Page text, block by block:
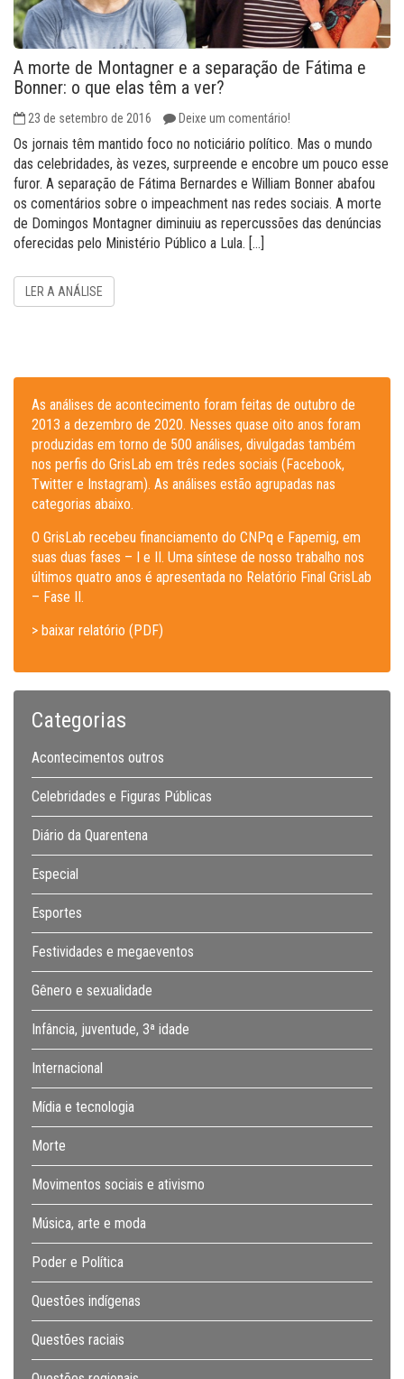
A morte de Montagner e a separação de Fátima e
Bonner: o que elas têm a ver?
23 de setembro de 2016 Deixe um comentário!
Os jornais têm mantido foco no noticiário político. Mas o mundo
das celebridades, às vezes, surpreende e encobre um pouco esse
furor. A separação de Fátima Bernardes e William Bonner abafou
os comentários sobre o impeachment nas redes sociais. A morte
de Domingos Montagner diminuiu as repercussões das denúncias
oferecidas pelo Ministério Público a Lula. […]
LER A ANÁLISE
As análises de acontecimento foram feitas de outubro de
2013 a dezembro de 2020. Nesses quase oito anos foram
produzidas em torno de 500 análises, divulgadas também
nos perfis do GrisLab em três redes sociais (Facebook,
Twitter e Instagram). As análises estão agrupadas nas
categorias abaixo.
O GrisLab recebeu financiamento do CNPq e Fapemig, em
suas duas fases – I e II. Uma síntese de nosso trabalho nos
últimos quatro anos é apresentada no Relatório Final GrisLab
– Fase II.
> baixar relatório (PDF)
Categorias
Acontecimentos outros
Celebridades e Figuras Públicas
Diário da Quarentena
Especial
Esportes
Festividades e megaeventos
Gênero e sexualidade
Infância, juventude, 3ª idade
Internacional
Mídia e tecnologia
Morte
Movimentos sociais e ativismo
Música, arte e moda
Poder e Política
Questões indígenas
Questões raciais